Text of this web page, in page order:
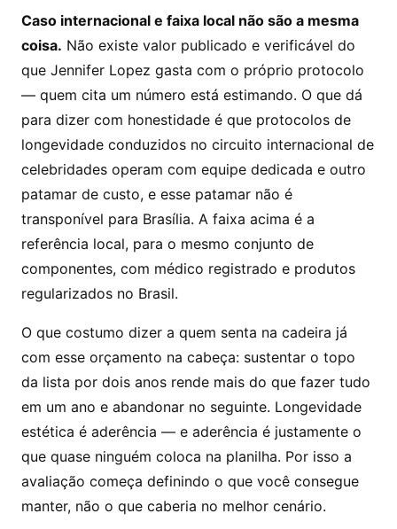
Caso internacional e faixa local não são a mesma
coisa. Não existe valor publicado e verificável do
que Jennifer Lopez gasta com o próprio protocolo
— quem cita um número está estimando. O que dá
para dizer com honestidade é que protocolos de
longevidade conduzidos no circuito internacional de
celebridades operam com equipe dedicada e outro
patamar de custo, e esse patamar não é
transponível para Brasília. A faixa acima é a
referência local, para o mesmo conjunto de
componentes, com médico registrado e produtos
regularizados no Brasil.
O que costumo dizer a quem senta na cadeira já
com esse orçamento na cabeça: sustentar o topo
da lista por dois anos rende mais do que fazer tudo
em um ano e abandonar no seguinte. Longevidade
estética é aderência — e aderência é justamente o
que quase ninguém coloca na planilha. Por isso a
avaliação começa definindo o que você consegue
manter, não o que caberia no melhor cenário.